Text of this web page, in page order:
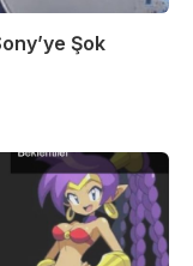
Şok